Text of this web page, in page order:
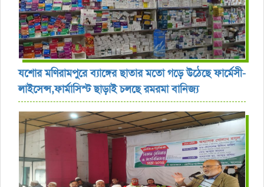
যশোর ‎মণিরামপুরে ব্যাঙ্গের ছাতার মতো গড়ে উঠেছে ফার্মেসী-
লাইসেন্স,ফার্মাসিস্ট ছাড়াই চলছে রমরমা বানিজ্য ‎